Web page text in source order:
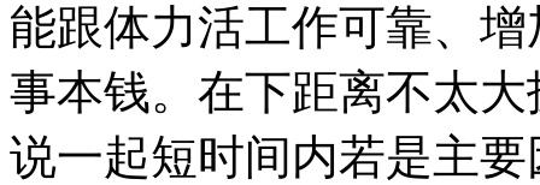
能跟体力活工作可靠、
事本钱。在下距离不太
说一起短时间内若是主